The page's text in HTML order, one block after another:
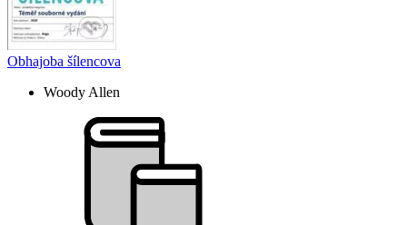
Obhajoba šílencova
Woody Allen